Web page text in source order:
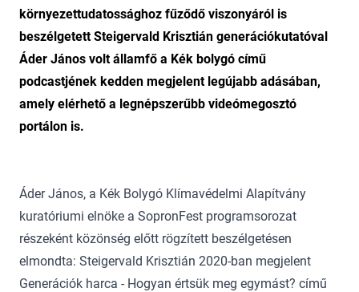
környezettudatossághoz fűződő viszonyáról is
beszélgetett Steigervald Krisztián generációkutatóval
Áder János volt államfő a Kék bolygó című
podcastjének kedden megjelent legújabb adásában,
amely elérhető a legnépszerűbb videómegosztó
portálon is.
Áder János, a Kék Bolygó Klímavédelmi Alapítvány
kuratóriumi elnöke a SopronFest programsorozat
részeként közönség előtt rögzített beszélgetésen
elmondta: Steigervald Krisztián 2020-ban megjelent
Generációk harca - Hogyan értsük meg egymást? című